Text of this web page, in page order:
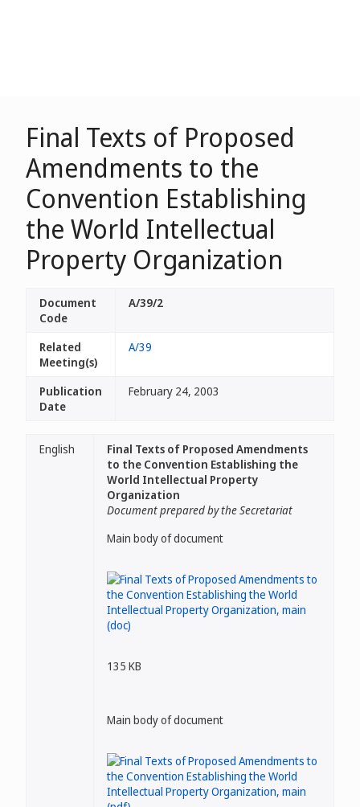
Final Texts of Proposed
Amendments to the
Convention Establishing
the World Intellectual
Property Organization
Document
Code
A/39/2
Related
Meeting(s)
A/39
Publication
Date
February 24, 2003
English
Final Texts of Proposed Amendments
to the Convention Establishing the
World Intellectual Property
Organization
Document prepared by the Secretariat
Main body of document
135 KB
Main body of document